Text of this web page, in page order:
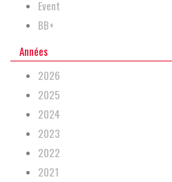
Event
BB+
Années
2026
2025
2024
2023
2022
2021